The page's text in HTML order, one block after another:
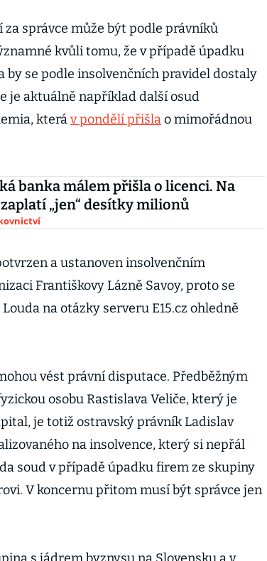
správce může být podle právníků
kvůli tomu, že v případě úpadku
by se podle insolvenčních pravidel dostaly
je aktuálně například další osud
kteráv pondělí přišlao mimořádnou
banka málem přišla o licenci. Na
„jen“ desítky milionů
a ustanoven insolvenčním
Františkovy Lázně Savoy, proto se
na otázky serveru E15.cz ohledně
vést právní disputace. Předběžným
osobu Rastislava Veliče, který je
je totiž ostravský právník Ladislav
na insolvence, který si nepřál
soud v případě úpadku firem ze skupiny
V koncernu přitom musí být správce jen